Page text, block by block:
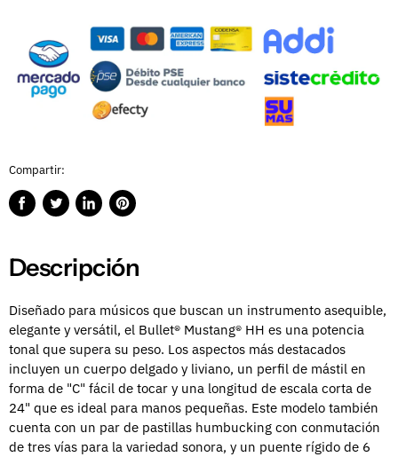
Compartir:
CompartirPublicarCompartirGuardar
Descripción
Diseñado para músicos que buscan un instrumento asequible,
elegante y versátil, el Bullet® Mustang® HH es una potencia
tonal que supera su peso. Los aspectos más destacados
incluyen un cuerpo delgado y liviano, un perfil de mástil en
forma de "C" fácil de tocar y una longitud de escala corta de
24" que es ideal para manos pequeñas. Este modelo también
cuenta con un par de pastillas humbucking con conmutación
de tres vías para la variedad sonora, y un puente rígido de 6